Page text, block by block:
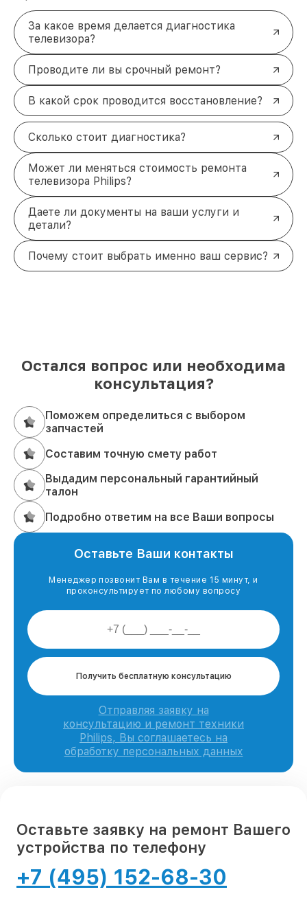
За какое время делается диагностика
телевизора?
Проводите ли вы срочный ремонт?
В какой срок проводится восстановление?
Сколько стоит диагностика?
Может ли меняться стоимость ремонта
телевизора Philips?
Даете ли документы на ваши услуги и
детали?
Почему стоит выбрать именно ваш сервис?
Остался вопрос или необходима
консультация?
Поможем определиться с выбором
запчастей
Составим точную смету работ
Выдадим персональный гарантийный
талон
Подробно ответим на все Ваши вопросы
Оставьте Ваши контакты
Менеджер позвонит Вам в течение 15 минут, и
проконсультирует по любому вопросу
Получить бесплатную консультацию
Отправляя заявку на
консультацию и ремонт техники
Philips, Вы соглашаетесь на
обработку персональных данных
Оставьте заявку на ремонт Вашего
устройства по телефону
+7 (495) 152-68-30